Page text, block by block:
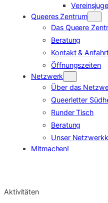
Queeres Zentrum
Das Queere
Beratung
Kontakt &
Öffnungszeiten
Netzwerk
Über das
Queerletter
Runder Tisch
Beratung
Unser
Mitmachen!
Aktivitäten